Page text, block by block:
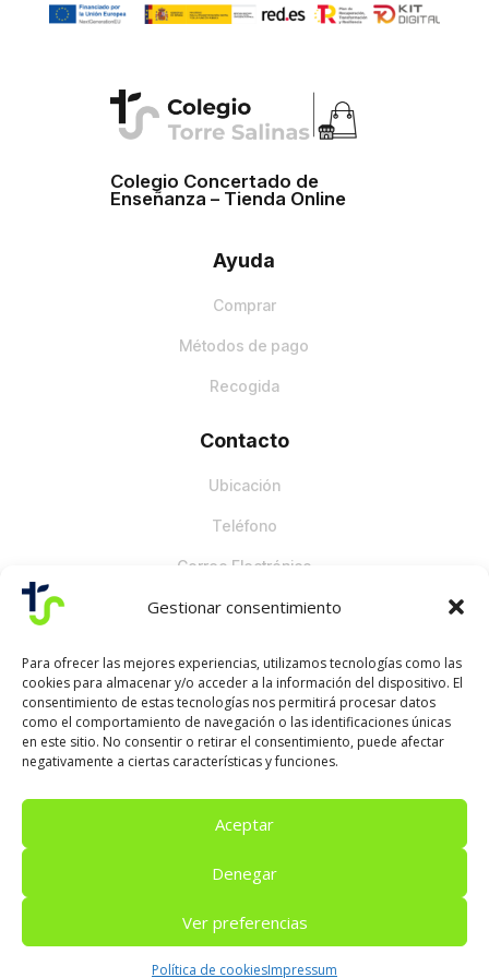
Gestionar consentimiento
Para ofrecer las mejores experiencias, utilizamos tecnologías como las
cookies para almacenar y/o acceder a la información del dispositivo. El
consentimiento de estas tecnologías nos permitirá procesar datos
como el comportamiento de navegación o las identificaciones únicas
en este sitio. No consentir o retirar el consentimiento, puede afectar
negativamente a ciertas características y funciones.
Aceptar
Denegar
Ver preferencias
Política de cookiesImpressum
Colegio Concertado de
Enseñanza – Tienda Online
Ayuda
Comprar
Métodos de pago
Recogida
Contacto
Ubicación
Teléfono
Correo Electrónico
· Todos los derechos
reservados © 2024 | Desarrollado por
AVISO LEGAL |ACCESIBILIDAD| POLÍTICA DE